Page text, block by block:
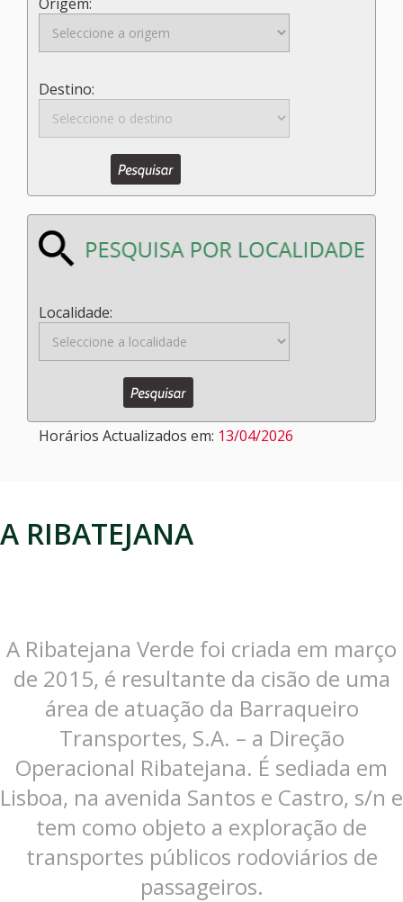
Destino:
Localidade:
Horários Actualizados em: 13/04/2026
A RIBATEJANA
A Ribatejana Verde foi criada em março
de 2015, é resultante da cisão de uma
área de atuação da Barraqueiro
Transportes, S.A. – a Direção
Operacional Ribatejana. É sediada em
Lisboa, na avenida Santos e Castro, s/n e
tem como objeto a exploração de
transportes públicos rodoviários de
passageiros.